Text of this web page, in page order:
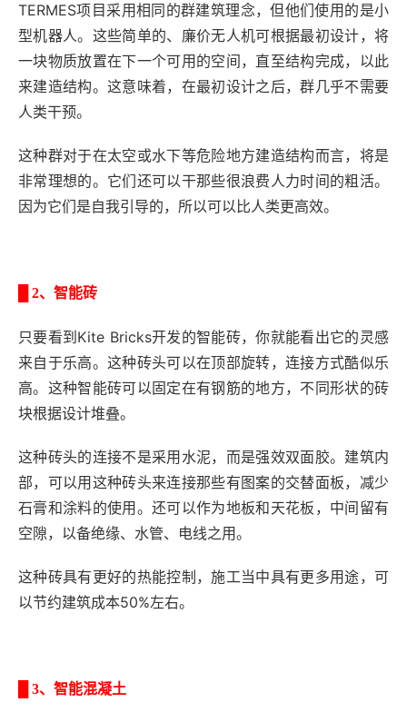
TERMES项目采用相同的群建筑理念，但他们使用的是小
型机器人。这些简单的、廉价无人机可根据最初设计，将
一块物质放置在下一个可用的空间，直至结构完成，以此
来建造结构。这意味着，在最初设计之后，群几乎不需要
人类干预。
这种群对于在太空或水下等危险地方建造结构而言，将是
非常理想的。它们还可以干那些很浪费人力时间的粗活。
因为它们是自我引导的，所以可以比人类更高效。
2、智能砖
只要看到Kite Bricks开发的智能砖，你就能看出它的灵感
来自于乐高。这种砖头可以在顶部旋转，连接方式酷似乐
高。这种智能砖可以固定在有钢筋的地方，不同形状的砖
块根据设计堆叠。
这种砖头的连接不是采用水泥，而是强效双面胶。建筑内
部，可以用这种砖头来连接那些有图案的交替面板，减少
石膏和涂料的使用。还可以作为地板和天花板，中间留有
空隙，以备绝缘、水管、电线之用。
这种砖具有更好的热能控制，施工当中具有更多用途，可
以节约建筑成本50%左右。
3、智能混凝土